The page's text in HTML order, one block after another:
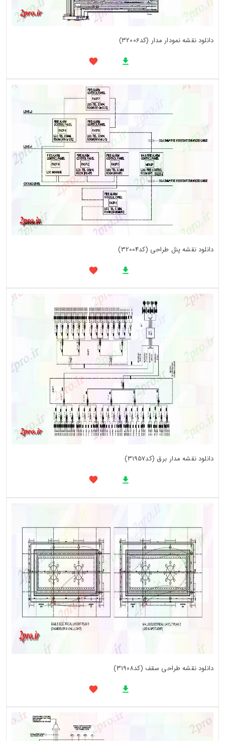
دانلود نقشه نمودار مدار (کد32006)
دانلود نقشه پنل طراحی (کد32004)
دانلود نقشه مدار برق (کد31957)
دانلود نقشه طراحی سقف (کد31908)